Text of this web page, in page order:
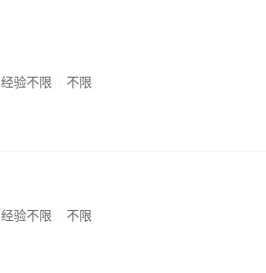
经验不限 不限
经验不限 不限